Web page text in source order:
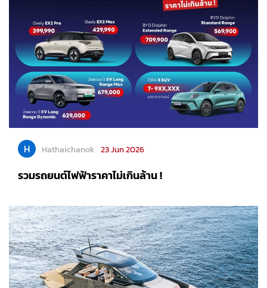
H Hathaichanok 23 Jun 2026
รวมรถยนต์ไฟฟ้าราคาไม่เกินล้าน !